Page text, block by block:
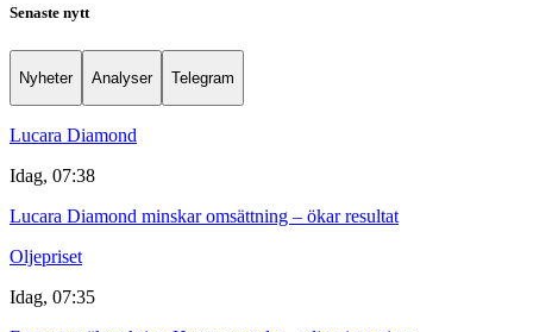
Senaste nytt
Nyheter Analyser Telegram
Lucara Diamond
Idag, 07:38
Lucara Diamond minskar omsättning – ökar resultat
Oljepriset
Idag, 07:35